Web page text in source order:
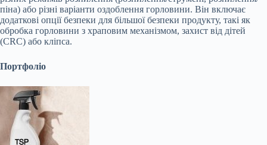
піна) або різні варіанти оздоблення горловини. Він включає
додаткові опції безпеки для більшої безпеки продукту, такі як
обробка горловини з храповим механізмом, захист від дітей
(CRC) або кліпса.
Портфоліо